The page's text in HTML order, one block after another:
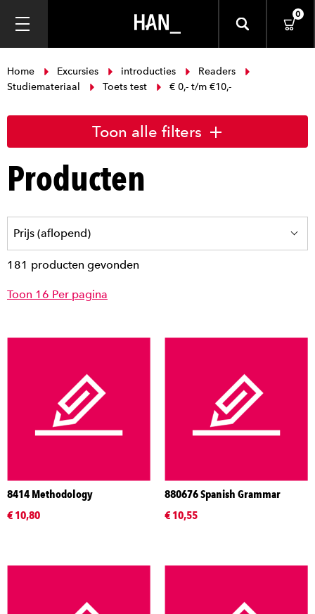
0
Home Excursies introducties
Readers
Studiemateriaal
Toets test € 0,- t/m €10,-
Toon alle filters
Producten
181 producten gevonden
Toon 16 Per pagina
8414 Methodology
€ 10,80
880676 Spanish Grammar
€ 10,55